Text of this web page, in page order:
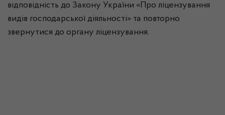
відповідність до Закону України «Про ліцензування
видів господарської діяльності» та повторно
звернутися до органу ліцензування.